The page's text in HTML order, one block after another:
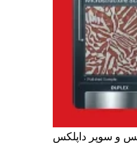
و سوپر داپلکس